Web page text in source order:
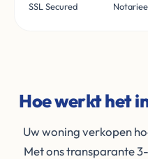
SSL Secured
Hoe werkt het
Uw woning verkopen
Met ons transparante